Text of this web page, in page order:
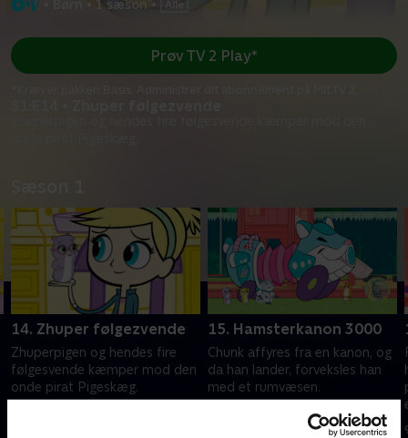
• 1 sæson •
Prøv TV 2 Play*
14. Zhuper følgezvende
Zhuperpigen og hendes fire
følgesvende kæmper mod den
onde pirat Pigeskæg.
15. Hamsterkanon 3000
Chunk affyres fra en kanon, og
da han lander, forveksles han
med et rumvæsen.
9. december 2023 • 21 min